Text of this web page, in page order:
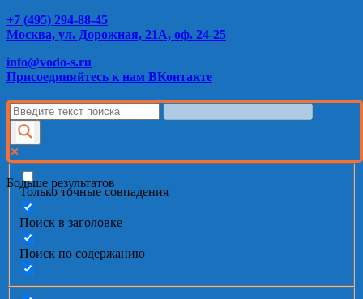
+7 (495) 294-88-45
Москва, ул. Дорожная, 21А, оф. 24-25
info@vodo-s.ru
Присоединяйтесь к нам ВКонтакте
Больше результатов
Только точные совпадения
Поиск в заголовке
Поиск по содержанию